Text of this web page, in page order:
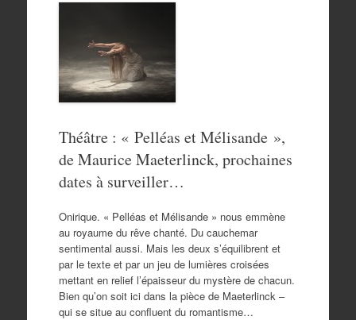
Théâtre : « Pelléas et Mélisande »,
de Maurice Maeterlinck, prochaines
dates à surveiller…
Onirique. « Pelléas et Mélisande » nous emmène
au royaume du rêve chanté. Du cauchemar
sentimental aussi. Mais les deux s’équilibrent et
par le texte et par un jeu de lumières croisées
mettant en relief l’épaisseur du mystère de chacun.
Bien qu’on soit ici dans la pièce de Maeterlinck –
qui se situe au confluent du romantisme…